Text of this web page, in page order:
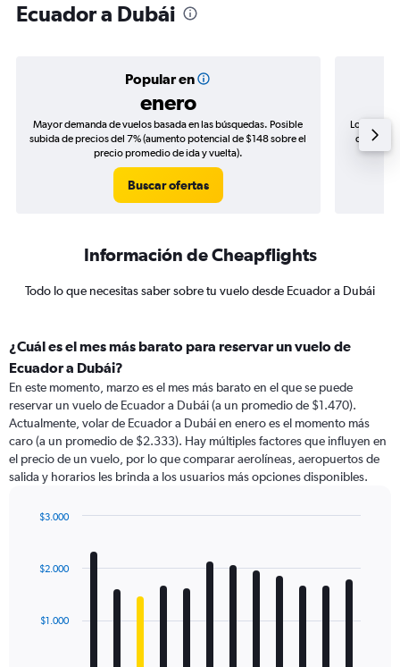
Ecuador a Dubái
Popular en
enero
Mayor demanda de vuelos basada en las búsquedas. Posible
subida de precios del 7% (aumento potencial de $148 sobre el
precio promedio de ida y vuelta).
Buscar ofertas
Los
de
Información de Cheapflights
Todo lo que necesitas saber sobre tu vuelo desde Ecuador a Dubái
¿Cuál es el mes más barato para reservar un vuelo de
Ecuador a Dubái?
En este momento, marzo es el mes más barato en el que se puede
reservar un vuelo de Ecuador a Dubái (a un promedio de $1.470).
Actualmente, volar de Ecuador a Dubái en enero es el momento más
caro (a un promedio de $2.333). Hay múltiples factores que influyen en
el precio de un vuelo, por lo que comparar aerolíneas, aeropuertos de
salida y horarios les brinda a los usuarios más opciones disponibles.
with
12
The
$1.000
$2.000
$3.000